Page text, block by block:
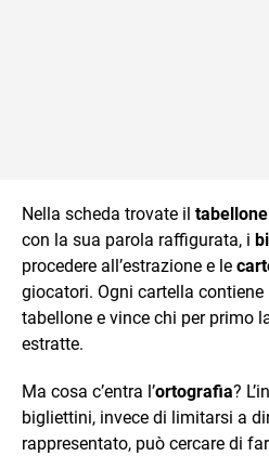
Nella scheda trovate il tabellone
con la sua parola raffigurata, i
procedere all’estrazione e le
giocatori. Ogni cartella contiene
tabellone e vince chi per primo
estratte.
Ma cosa c’entra l’ortografia?
bigliettini, invece di limitarsi a
rappresentato, può cercare di